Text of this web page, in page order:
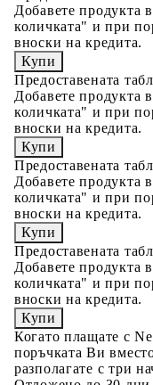
Добавете продукта
количката" и при
вноски на кредита.
Предоставената
Добавете продукта
количката" и при
вноски на кредита.
Предоставената
Добавете продукта
количката" и при
вноски на кредита.
Предоставената
Добавете продукта
количката" и при
вноски на кредита.
Когато плащате с
поръчката Ви
разполагате с три